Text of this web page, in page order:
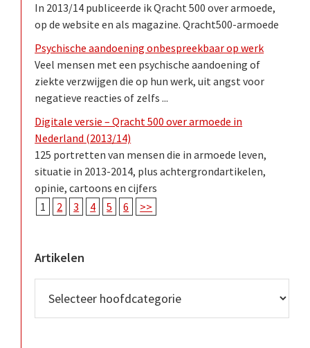
In 2013/14 publiceerde ik Qracht 500 over armoede,
op de website en als magazine. Qracht500-armoede
Psychische aandoening onbespreekbaar op werk
Veel mensen met een psychische aandoening of
ziekte verzwijgen die op hun werk, uit angst voor
negatieve reacties of zelfs ...
Digitale versie – Qracht 500 over armoede in
Nederland (2013/14)
125 portretten van mensen die in armoede leven,
situatie in 2013-2014, plus achtergrondartikelen,
opinie, cartoons en cijfers
1
2 3 4 5 6 >>
Artikelen